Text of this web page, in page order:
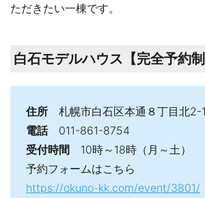
ただきたい一棟です。
白石モデルハウス【完全予約制
住所 札幌市白石区本通８丁目北2-
電話011-861-8754
受付時間 10時～18時（月～土）
予約フォームはこちら
https://okuno-kk.com/event/3801/